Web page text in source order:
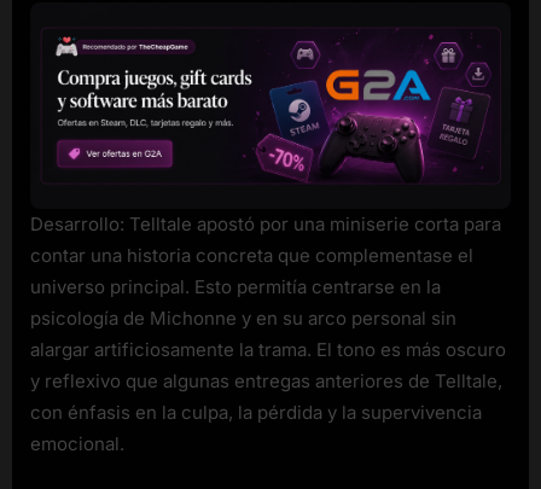
Desarrollo: Telltale apostó por una miniserie corta para
contar una historia concreta que complementase el
universo principal. Esto permitía centrarse en la
psicología de Michonne y en su arco personal sin
alargar artificiosamente la trama. El tono es más oscuro
y reflexivo que algunas entregas anteriores de Telltale,
con énfasis en la culpa, la pérdida y la supervivencia
emocional.